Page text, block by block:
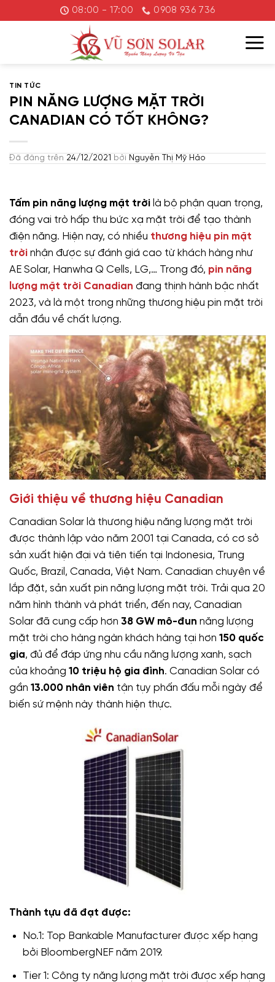
đến
08:00 - 17:00 0908 936 736
TIN TỨC
PIN NĂNG LƯỢNG MẶT TRỜI
CANADIAN CÓ TỐT KHÔNG?
Đã đăng trên 24/12/2021 bởi Nguyễn Thị Mỹ Hảo
Tấm pin năng lượng mặt trời là bộ phận quan trọng,
đóng vai trò hấp thu bức xạ mặt trời để tạo thành
điện năng. Hiện nay, có nhiều thương hiệu pin mặt
trời nhận được sự đánh giá cao từ khách hàng như
AE Solar, Hanwha Q Cells, LG,… Trong đó, pin năng
lượng mặt trời Canadian đang thịnh hành bậc nhất
2023, và là một trong những thương hiệu pin mặt trời
dẫn đầu về chất lượng.
Giới thiệu về thương hiệu Canadian
Canadian Solar là thương hiệu năng lượng mặt trời
được thành lập vào năm 2001 tại Canada, có cơ sở
sản xuất hiện đại và tiên tiến tại Indonesia, Trung
Quốc, Brazil, Canada, Việt Nam. Canadian chuyên về
lắp đặt, sản xuất pin năng lượng mặt trời. Trải qua 20
năm hình thành và phát triển, đến nay, Canadian
Solar đã cung cấp hơn 38 GW mô-đun năng lượng
mặt trời cho hàng ngàn khách hàng tại hơn 150 quốc
gia, đủ để đáp ứng nhu cầu năng lượng xanh, sạch
của khoảng 10 triệu hộ gia đình. Canadian Solar có
gần 13.000 nhân viên tận tụy phấn đấu mỗi ngày để
biến sứ mệnh này thành hiện thực.
Thành tựu đã đạt được:
No.1: Top Bankable Manufacturer được xếp hạng
bởi BloombergNEF năm 2019.
Tier 1: Công ty năng lượng mặt trời được xếp hạng